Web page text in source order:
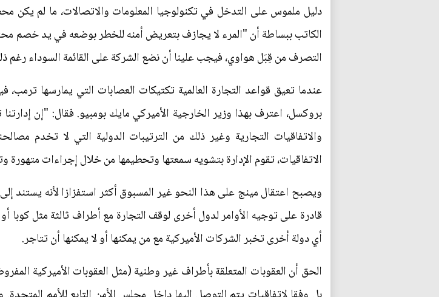
دليل ملموس على التدخل في تكنولوجيا المعلومات والاتصالات، ما لم يكن
الكاتب ببساطة أن "المرء لا يجازف بتعريض أمنه للخطر بوضعه في يد خصم
التصرف من قِبَل هواوي، فيجب علينا أن نضع الشركة على القائمة السوداء رغم
عندما تعيق قواعد التجارة العالمية تكتيكات العصابات التي يمارسها
بروكسل، اعترف بهذا وزير الخارجية الأميركي مايك بومبيو. فقال: "إن
والاتفاقيات التجارية وغير ذلك من الترتيبات الدولية التي لا تخدم
الاتفاقيات، تقوم الإدارة بتشويه سمعتها وتحطيمها من خلال إجراءات متهورة
ويصبح اعتقال مينج على هذا النحو غير المسبوق أكثر استفزازا لأنه يستند
قادرة على توجيه الأوامر لدول أخرى لوقف التجارة مع أطراف ثالثة مثل كوبا
أي دولة أخرى تخبر الشركات الأميركية مع من يمكنها أو لا يمكنها أن تتاجر.
الحق أن العقوبات المتعلقة بأطراف غير وطنية (مثل العقوبات الأميركية